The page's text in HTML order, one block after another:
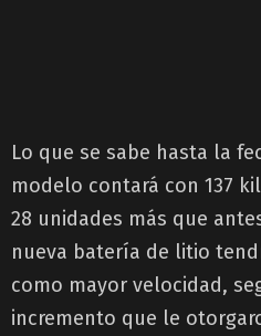
Lo que se sabe hasta la
modelo contará con 137
28 unidades más que
nueva batería de litio
como mayor velocidad,
incremento que le